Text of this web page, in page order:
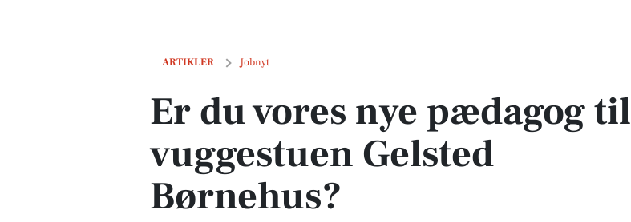
ARTIKLER Jobnyt
Er du vores nye pædagog til vuggestuen Gelsted Børnehus?
Er du vores nye pædagog til
vuggestuen Gelsted
Børnehus?